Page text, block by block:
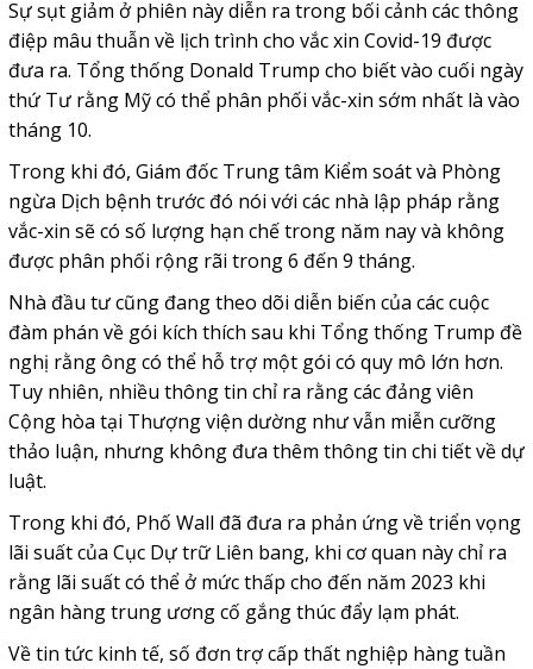
Sự sụt giảm ở phiên này diễn ra trong bối cảnh các thông
điệp mâu thuẫn về lịch trình cho vắc xin Covid-19 được
đưa ra. Tổng thống Donald Trump cho biết vào cuối ngày
thứ Tư rằng Mỹ có thể phân phối vắc-xin sớm nhất là vào
tháng 10.
Trong khi đó, Giám đốc Trung tâm Kiểm soát và Phòng
ngừa Dịch bệnh trước đó nói với các nhà lập pháp rằng
vắc-xin sẽ có số lượng hạn chế trong năm nay và không
được phân phối rộng rãi trong 6 đến 9 tháng.
Nhà đầu tư cũng đang theo dõi diễn biến của các cuộc
đàm phán về gói kích thích sau khi Tổng thống Trump đề
nghị rằng ông có thể hỗ trợ một gói có quy mô lớn hơn.
Tuy nhiên, nhiều thông tin chỉ ra rằng các đảng viên
Cộng hòa tại Thượng viện dường như vẫn miễn cưỡng
thảo luận, nhưng không đưa thêm thông tin chi tiết về dự
luật.
Trong khi đó, Phố Wall đã đưa ra phản ứng về triển vọng
lãi suất của Cục Dự trữ Liên bang, khi cơ quan này chỉ ra
rằng lãi suất có thể ở mức thấp cho đến năm 2023 khi
ngân hàng trung ương cố gắng thúc đẩy lạm phát.
Về tin tức kinh tế, số đơn trợ cấp thất nghiệp hàng tuần